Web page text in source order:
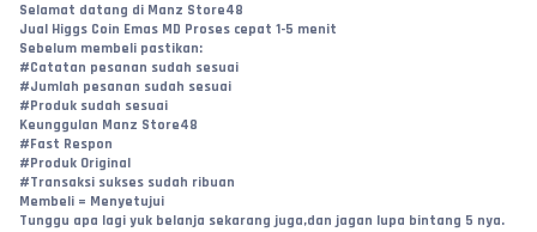
Selamat datang di Manz Store48
Jual Higgs Coin Emas MD Proses cepat 1-5 menit
Sebelum membeli pastikan:
#Catatan pesanan sudah sesuai
#Jumlah pesanan sudah sesuai
#Produk sudah sesuai
Keunggulan Manz Store48
#Fast Respon
#Produk Original
#Transaksi sukses sudah ribuan
Membeli = Menyetujui
Tunggu apa lagi yuk belanja sekarang juga,dan jagan lupa bintang 5 nya.